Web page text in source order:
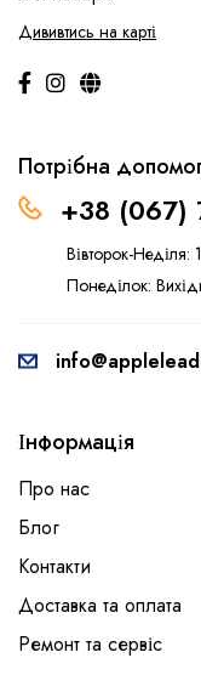
Дививтись на карті
Потрібна
+38 (067)
Вівторок-
Понеділок:
Інформація
Про нас
Блог
Контакти
Доставка та оплата
Ремонт та сервіс